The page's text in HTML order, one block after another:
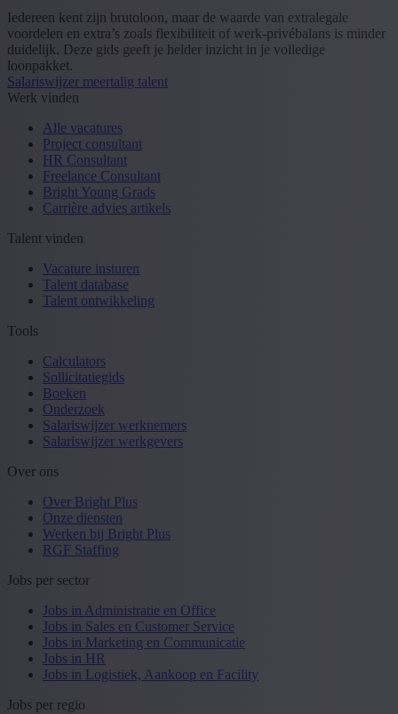
Iedereen kent zijn brutoloon, maar de waarde van extralegale
voordelen en extra’s zoals flexibiliteit of werk-privébalans is minder
duidelijk. Deze gids geeft je helder inzicht in je volledige
loonpakket.
Salariswijzer meertalig talent
Werk vinden
Alle vacatures
Project consultant
HR Consultant
Freelance Consultant
Bright Young Grads
Carrière advies artikels
Talent vinden
Vacature insturen
Talent database
Talent ontwikkeling
Tools
Calculators
Sollicitatiegids
Boeken
Onderzoek
Salariswijzer werknemers
Salariswijzer werkgevers
Over ons
Over Bright Plus
Onze diensten
Werken bij Bright Plus
RGF Staffing
Jobs per sector
Jobs in Administratie en Office
Jobs in Sales en Customer Service
Jobs in Marketing en Communicatie
Jobs in HR
Jobs in Logistiek, Aankoop en Facility
Jobs per regio